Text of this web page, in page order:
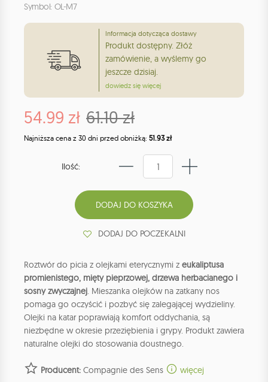
Symbol: OL-M7
Informacja dotycząca dostawy
Produkt dostępny. Złóż
zamówienie, a wyślemy go
jeszcze dzisiaj.
dowiedz się więcej
54.99 zł 61.10 zł
Najniższa cena z 30 dni przed obniżką: 51.93 zł
Ilość:
DODAJ DO POCZEKALNI
Roztwór do picia z olejkami eterycznymi z eukaliptusa
promienistego, mięty pieprzowej, drzewa herbacianego i
sosny zwyczajnej. Mieszanka olejków na zatkany nos
pomaga go oczyścić i pozbyć się zalegającej wydzieliny.
Olejki na katar poprawiają komfort oddychania, są
niezbędne w okresie przeziębienia i grypy. Produkt zawiera
naturalne olejki do stosowania doustnego.
Producent: Compagnie des Sens więcej